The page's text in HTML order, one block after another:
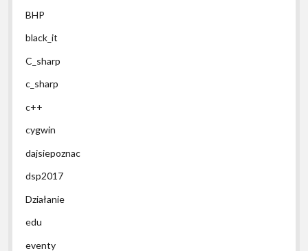
BHP
black_it
C_sharp
c_sharp
c++
cygwin
dajsiepoznac
dsp2017
Działanie
edu
eventy